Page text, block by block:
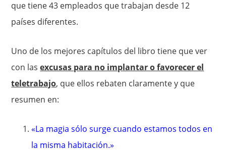
que tiene 43 empleados que trabajan desde 12
países diferentes.
Uno de los mejores capítulos del libro tiene que ver
con lasexcusas para no implantar o favorecer el
teletrabajo, que ellos rebaten claramente y que
resumen en:
«La magia sólo surge cuando estamos todos en
la misma habitación.»